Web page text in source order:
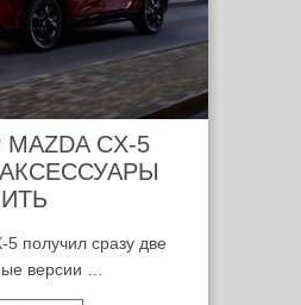
CX-5
получил сразу две
версии …